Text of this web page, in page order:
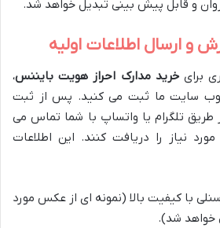
و قابل پیش بینی تبدیل خواهد شد.
و ارسال اطلاعات اولیه
برایخرید مدارک احراز هویت بایننس،
سایت ما ثبت می کنید. پس از ثبت
طریق تلگرام یا واتساپ با شما تماس می
مورد نیاز را دریافت کنند. این اطلاعات
با کیفیت بالا (نمونه ای از عکس مورد
خواهد شد).